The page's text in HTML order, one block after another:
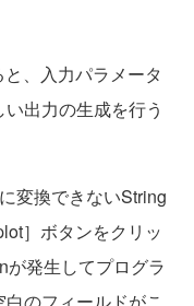
、入力パラメータ
出力の生成を行う
変換できないString
］ボタンをクリッ
が発生してプログラ